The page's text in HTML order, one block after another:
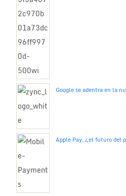
Google se adentra en la
Apple Pay, ¿el futuro del